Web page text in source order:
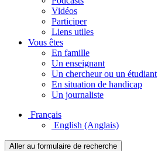
Vidéos
Participer
Liens utiles
Vous êtes
En famille
Un enseignant
Un chercheur ou un étudiant
En situation de handicap
Un journaliste
Français
English (Anglais)
Aller au formulaire de recherche